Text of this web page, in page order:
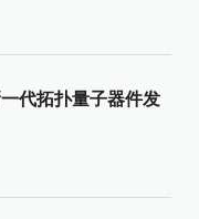
代拓扑量子器件发